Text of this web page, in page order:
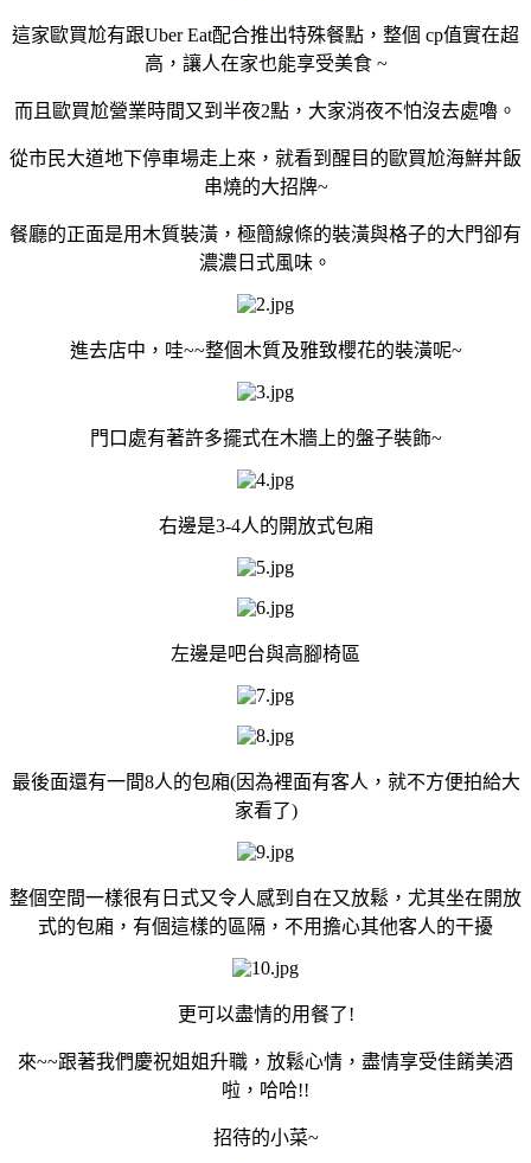
這家歐買尬有跟Uber Eat配合推出特殊餐點，整個 cp值實在超
高，讓人在家也能享受美食~
而且歐買尬營業時間又到半夜2點，大家消夜不怕沒去處嚕。
從市民大道地下停車場走上來，就看到醒目的歐買尬海鮮丼飯
串燒的大招牌~
餐廳的正面是用木質裝潢，極簡線條的裝潢與格子的大門卻有
濃濃日式風味。
進去店中，哇~~整個木質及雅致櫻花的裝潢呢~
門口處有著許多擺式在木牆上的盤子裝飾~
右邊是3-4人的開放式包廂
左邊是吧台與高腳椅區
最後面還有一間8人的包廂(因為裡面有客人，就不方便拍給大
家看了)
整個空間一樣很有日式又令人感到自在又放鬆，尤其坐在開放
式的包廂，有個這樣的區隔，不用擔心其他客人的干擾
更可以盡情的用餐了!
來~~跟著我們慶祝姐姐升職，放鬆心情，盡情享受佳餚美酒
啦，哈哈!!
招待的小菜~